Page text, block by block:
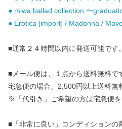
● miwa ballad collection 〜
● Erotica [import] / Madonna /
■通常２４時間以内に発送可能です。
■メール便は、１点から送料無料で
宅急便の場合、2,500円以上送料無
※「代引き」ご希望の方は宅急便を
■「非常に良い」コンディションの